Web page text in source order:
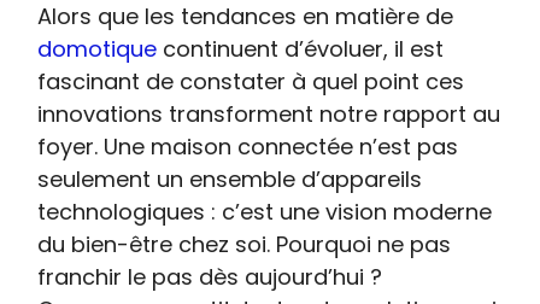
Alors que les tendances en matière de
domotique continuent d’évoluer, il est
fascinant de constater à quel point ces
innovations transforment notre rapport au
foyer. Une maison connectée n’est pas
seulement un ensemble d’appareils
technologiques : c’est une vision moderne
du bien-être chez soi. Pourquoi ne pas
franchir le pas dès aujourd’hui ?